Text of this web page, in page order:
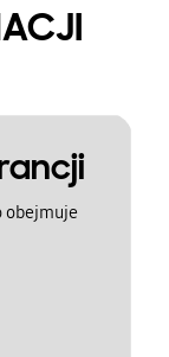
obejmuje